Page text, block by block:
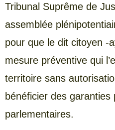
Tribunal Suprême de
assemblée
pour que le dit citoyen -
mesure préventive qui
territoire sans
bénéficier des garanties
parlementaires.